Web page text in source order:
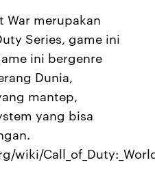
War merupakan
Series, game ini
ini bergenre
Dunia,
mantep,
yang bisa
wiki/